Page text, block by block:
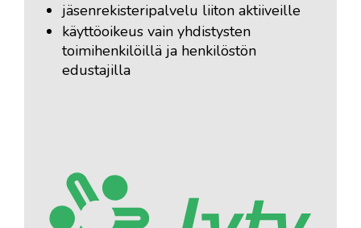
jäsenrekisteripalvelu liiton aktiiveille
käyttöoikeus vain yhdistysten
toimihenkilöillä ja henkilöstön
edustajilla